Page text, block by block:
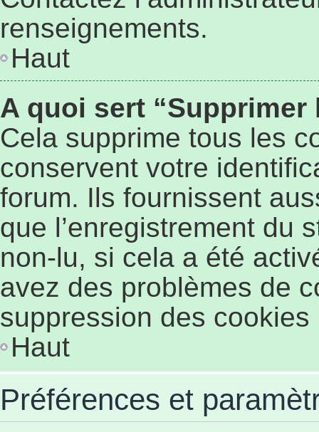
renseignements.
Haut
A quoi sert
Cela supprime tous les
conservent votre
forum. Ils fournissent
que l’enregistrement du
non-lu, si cela a été
avez des problèmes de
suppression des
Haut
Préférences et